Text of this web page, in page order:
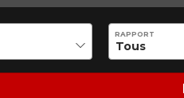
RAPPORT